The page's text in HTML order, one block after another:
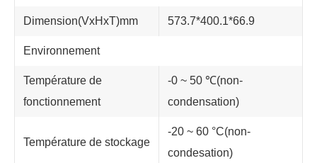
Dimension(VxHxT)mm 573.7*400.1*66.9
Environnement
Température de
fonctionnement
-0 ~ 50 ℃(non-
condensation)
Température de stockage
-20 ~ 60 °C(non-
condesation)